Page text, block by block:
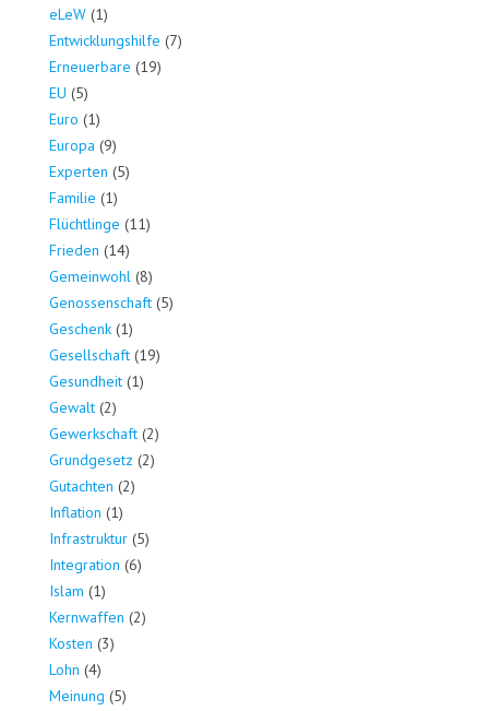
eLeW (1)
Entwicklungshilfe (7)
Erneuerbare (19)
EU (5)
Euro (1)
Europa (9)
Experten (5)
Familie (1)
Flüchtlinge (11)
Frieden (14)
Gemeinwohl (8)
Genossenschaft (5)
Geschenk (1)
Gesellschaft (19)
Gesundheit (1)
Gewalt (2)
Gewerkschaft (2)
Grundgesetz (2)
Gutachten (2)
Inflation (1)
Infrastruktur (5)
Integration (6)
Islam (1)
Kernwaffen (2)
Kosten (3)
Lohn (4)
Meinung (5)